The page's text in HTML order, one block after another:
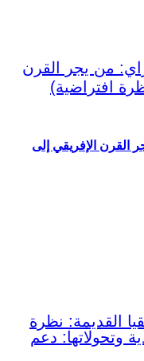
القرن الإفريقي إلى